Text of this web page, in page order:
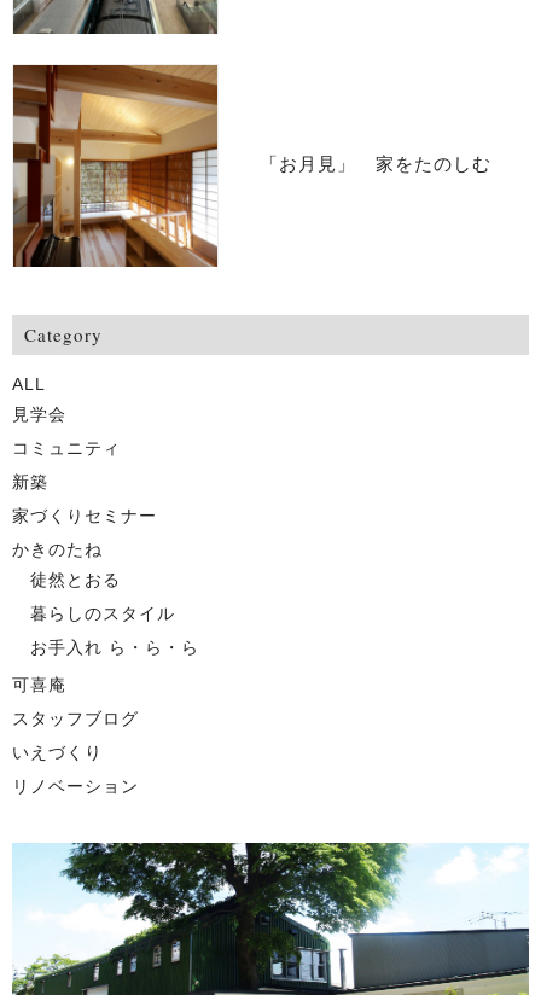
「お月見」 家をたのしむ
Category
ALL
見学会
コミュニティ
新築
家づくりセミナー
かきのたね
徒然とおる
暮らしのスタイル
お手入れ ら・ら・ら
可喜庵
スタッフブログ
いえづくり
リノベーション